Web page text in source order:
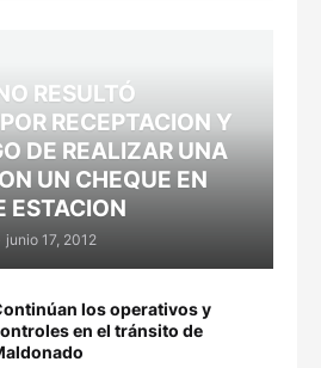
RESULTÓ
RECEPTACION Y
DE REALIZAR UNA
UN CHEQUE EN
ESTACION
junio 17, 2012
los operativos y
en el tránsito de